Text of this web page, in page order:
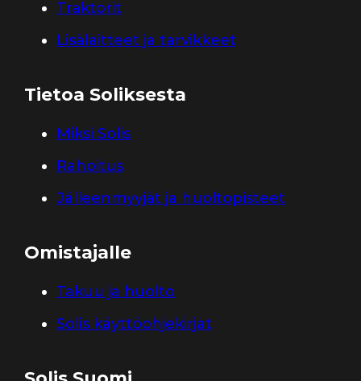
Traktorit
Lisälaitteet ja tarvikkeet
Tietoa Soliksesta
Miksi Solis
Rahoitus
Jälleenmyyjät ja huoltopisteet
Omistajalle
Takuu ja huolto
Solis käyttöohjekirjat